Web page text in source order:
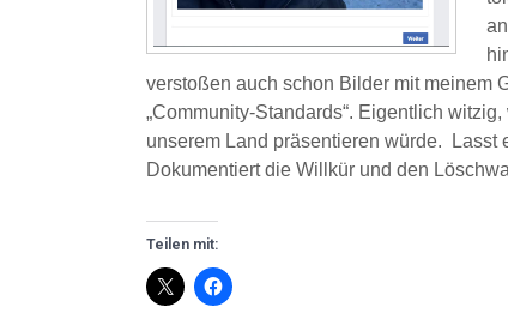
verstoßen auch schon Bilder mit meinem
„Community-Standards“. Eigentlich
unserem Land präsentieren würde. Lasst
Dokumentiert die Willkür und den
Teilen mit: